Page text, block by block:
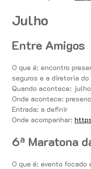
Julho
Entre Amigos
O que é: encontro
seguros e a diretoria do
Quando acontece:
Onde acontece:
Entrada: a definir
Onde acompanhar:
6ª Maratona
O que é: evento focado